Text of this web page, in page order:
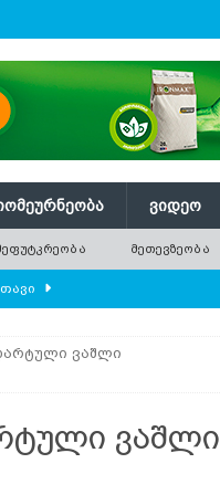
ᲕᲘᲓᲔᲝ
ᲛᲔᲗᲔᲕᲖᲔᲝᲑᲐ
ვაშლი
ვაშლი